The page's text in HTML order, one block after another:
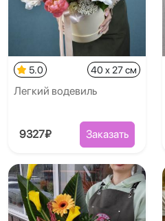
5.0 40 x 27 см
Легкий водевиль
9327₽ Заказать